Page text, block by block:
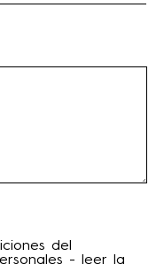
del
- leer la